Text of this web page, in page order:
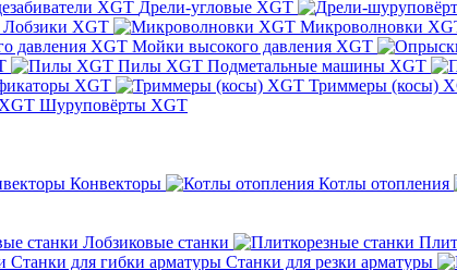
XGT Дрели-угловые XGT
Лобзики XGT Микроволновки
Мойки высокого давления XGT
Пилы XGT Подметальные машины XGT
XGT Триммеры (косы)
Шуруповёрты XGT
Конвекторы Котлы отопления
Лобзиковые станки
Станки для гибки арматуры Станки для резки арматуры